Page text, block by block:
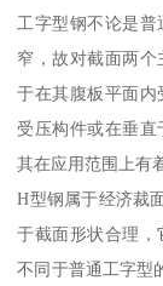
工字型钢不论是
窄，故对截面两
于在其腹板平面
受压构件或在垂直
其在应用范围上有
H型钢属于经济裁
于截面形状合理，
不同于普通工字型